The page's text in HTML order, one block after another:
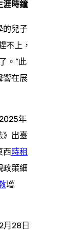
涯時鐘
的兒子
不上，
。”此
響在展
年
》出臺
西時租
政策細
增
月28日